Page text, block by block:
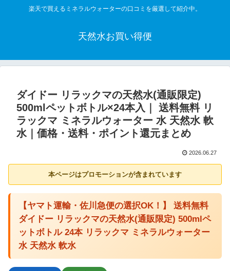
楽天で買えるミネラルウォーターの口コミを厳選して紹介中。
天然水お買い得便
ダイドー リラックマの天然水(通販限定)
500mlペットボトル×24本入｜ 送料無料 リ
ラックマ ミネラルウォーター 水 天然水 軟
水｜価格・送料・ポイント還元まとめ
2026.06.27
本ページはプロモーションが含まれています
【ヤマト運輸・佐川急便の選択OK！】 送料無料
ダイドー リラックマの天然水(通販限定) 500mlペ
ットボトル 24本 リラックマ ミネラルウォーター
水 天然水 軟水